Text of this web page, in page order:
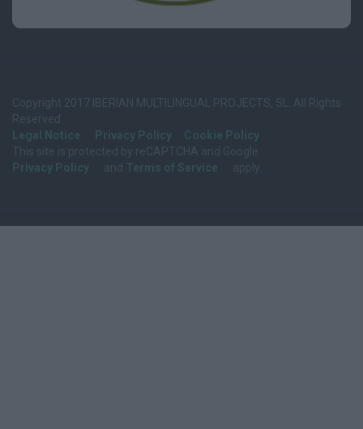
Copyright 2017 IBERIAN MULTILINGUAL PROJECTS, SL. All Rights
Reserved.
Legal Notice
Privacy Policy
Cookie Policy
This site is protected by reCAPTCHA and Google
Privacy Policy
and Terms of Service apply.